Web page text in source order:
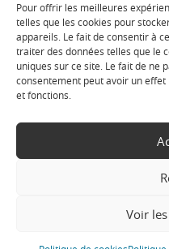
Pour offrir les meilleures
telles que les cookies pour
appareils. Le fait de consentir à
traiter des données telles que le
uniques sur ce site. Le fait de ne
consentement peut avoir un
et fonctions.
Voir
Le plan du site
Copyright Ⓒ Le Fontanil-
- Réalisation :